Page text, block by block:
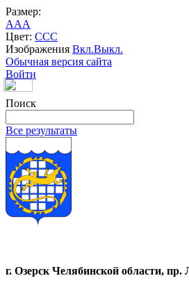
Размер:
AAA
Цвет: CCC
Изображения Вкл.Выкл.
Обычная версия сайта
Войти
Поиск
Все результаты
г. Озерск Челябинской области, пр.